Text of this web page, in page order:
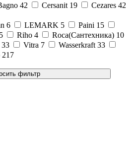
42 Cersanit 19 Cezares 42
6 LEMARK 5 Paini 15
Riho 4 Roca(Сантехника) 10
33 Vitra 7 Wasserkraft 33
217